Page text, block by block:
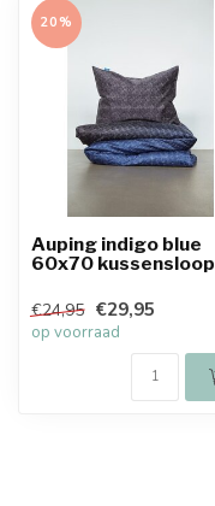
20%
Auping indigo blue
60x70 kussensloop
€24,95 €29,95
op voorraad